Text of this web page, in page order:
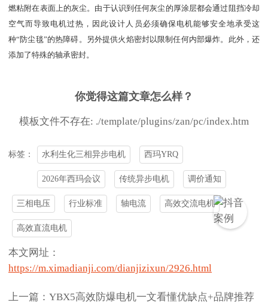
燃粘附在表面上的灰尘。由于认识到任何灰尘的厚涂层都会通过阻挡冷却
空气而导致电机过热，因此设计人员必须确保电机能够安全地承受这
种“防尘毯”的热障碍。另外提供火焰密封以限制任何内部爆炸。此外，还
添加了特殊的轴承密封。
你觉得这篇文章怎么样？
模板文件不存在: ./template/plugins/zan/pc/index.htm
标签： 水利生化三相异步电机 西玛YRQ
2026年西玛会议 传统异步电机 调价通知
三相电压 行业标准 轴电流 高效交流电机
高效直流电机
本文网址：
https://m.ximadianji.com/dianjizixun/2926.html
上一篇：YBX5高效防爆电机一文看懂优缺点+品牌推荐